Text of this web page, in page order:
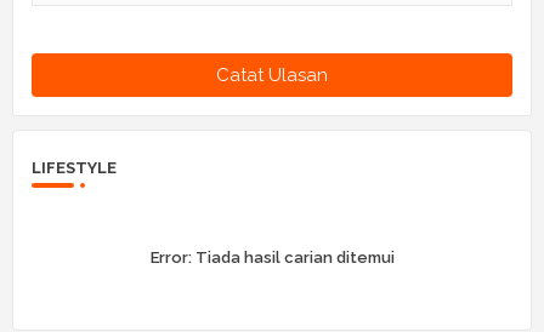
Catat Ulasan
LIFESTYLE
Error:Tiada hasil carian ditemui